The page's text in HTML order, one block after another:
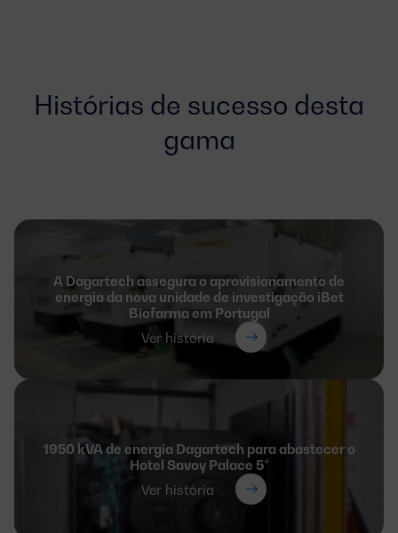
Histórias de sucesso desta
gama
A Dagartech assegura o aprovisionamento de
energia da nova unidade de investigação iBet
Biofarma em Portugal
Ver história
1950 kVA de energia Dagartech para abastecer o
Hotel Savoy Palace 5*
Ver história